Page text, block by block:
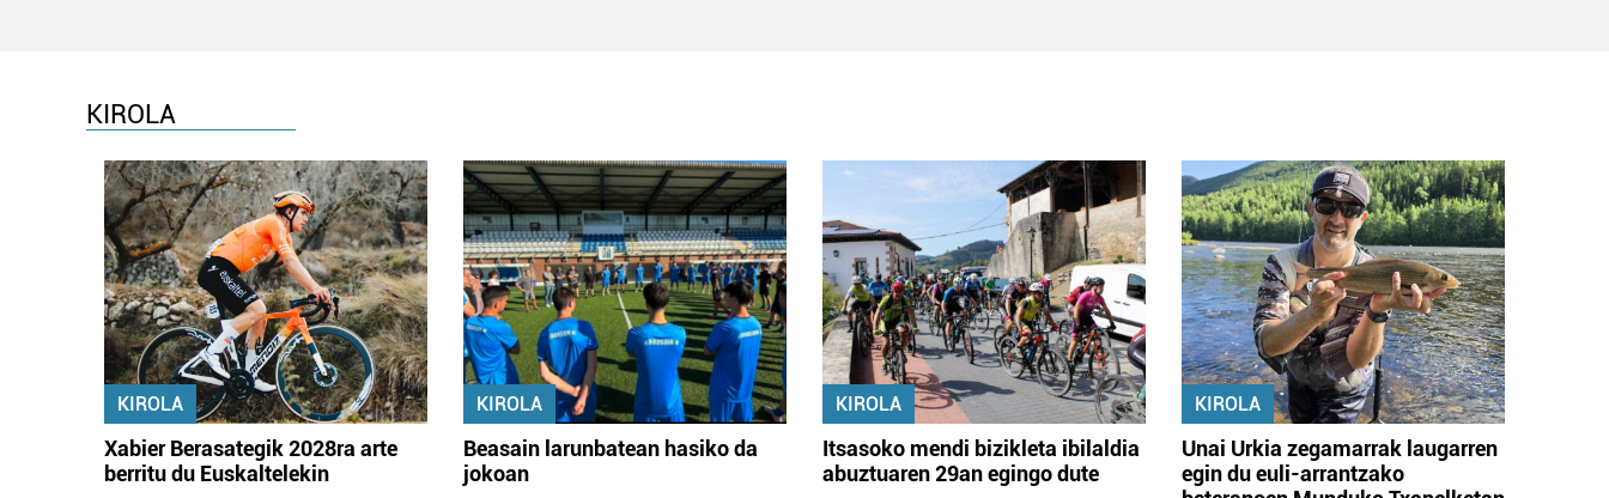
KIROLA
KIROLA
Xabier Berasategik 2028ra arte
berritu du Euskaltelekin
KIROLA
Beasain larunbatean hasiko da
jokoan
KIROLA
Itsasoko mendi bizikleta ibilaldia
abuztuaren 29an egingo dute
KIROLA
Unai Urkia zegamarrak laugarren
egin du euli-arrantzako